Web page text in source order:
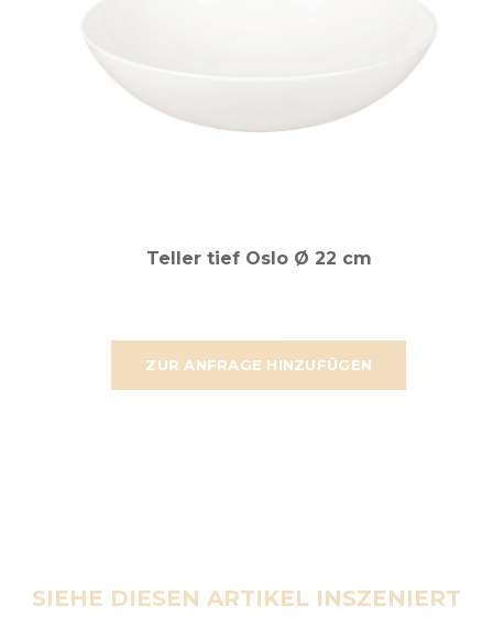
ZUR ANFRAGE HINZUFÜGEN
Teller tief Oslo Ø 22 cm
SIEHE DIESEN ARTIKEL INSZENIERT